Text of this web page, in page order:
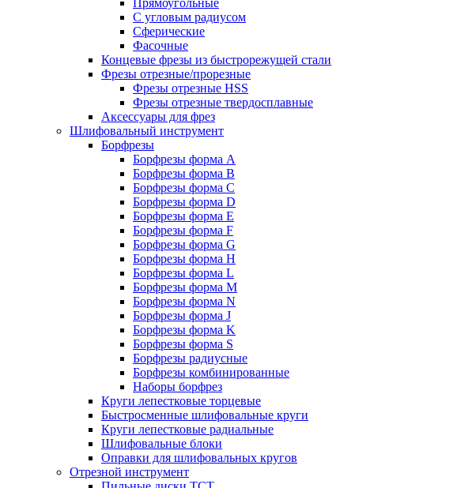
Прямоугольные
С угловым радиусом
Сферические
Фасочные
Концевые фрезы из быстрорежущей стали
Фрезы отрезные/прорезные
Фрезы отрезные HSS
Фрезы отрезные твердосплавные
Аксессуары для фрез
Шлифовальный инструмент
Борфрезы
Борфрезы форма A
Борфрезы форма B
Борфрезы форма C
Борфрезы форма D
Борфрезы форма E
Борфрезы форма F
Борфрезы форма G
Борфрезы форма H
Борфрезы форма L
Борфрезы форма M
Борфрезы форма N
Борфрезы форма J
Борфрезы форма K
Борфрезы форма S
Борфрезы радиусные
Борфрезы комбинированные
Наборы борфрез
Круги лепестковые торцевые
Быстросменные шлифовальные круги
Круги лепестковые радиальные
Шлифовальные блоки
Оправки для шлифовальных кругов
Отрезной инструмент